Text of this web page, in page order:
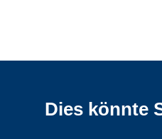
Dies könnte